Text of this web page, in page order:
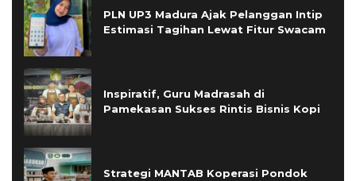
PLN UP3 Madura Ajak Pelanggan Intip
Estimasi Tagihan Lewat Fitur Swacam
Inspiratif, Guru Madrasah di
Pamekasan Sukses Rintis Bisnis Kopi
Strategi MANTAB Koperasi Pondok